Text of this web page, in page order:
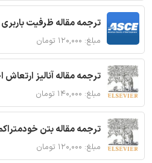
ترجمه مقاله ظرفیت
مبلغ: ۱۲۰,۰۰۰ تومان
ترجمه مقاله آنالیز
مبلغ: ۱۴۰,۰۰۰ تومان
ترجمه مقاله بتن خودمتراکم
مبلغ: ۱۲۰,۰۰۰ تومان